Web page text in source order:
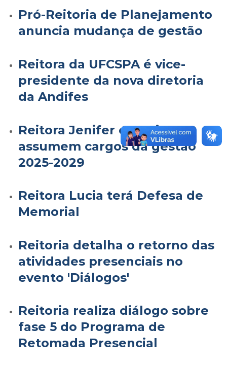
Pró-Reitoria de Planejamento
anuncia mudança de gestão
Reitora da UFCSPA é vice-
presidente da nova diretoria
da Andifes
Reitora Jenifer e equipe
assumem cargos da gestão
2025-2029
Reitora Lucia terá Defesa de
Memorial
Reitoria detalha o retorno das
atividades presenciais no
evento 'Diálogos'
Reitoria realiza diálogo sobre
fase 5 do Programa de
Retomada Presencial